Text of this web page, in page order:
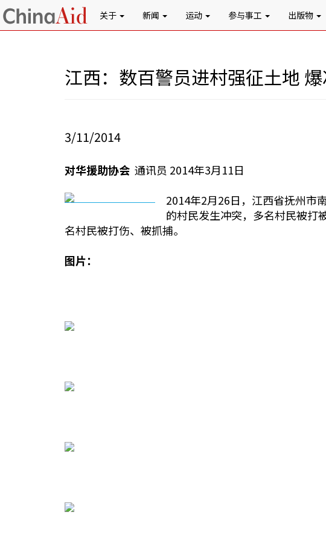
关于 新闻 运动 参与事工 出版物
江西：数百警员进村强征土地
3/11/2014
对华援助协会 通讯员 2014年3月11日
2014年2月26日，江西省抚州市
的村民发生冲突，多名村民被打
名村民被打伤、被抓捕。
图片：